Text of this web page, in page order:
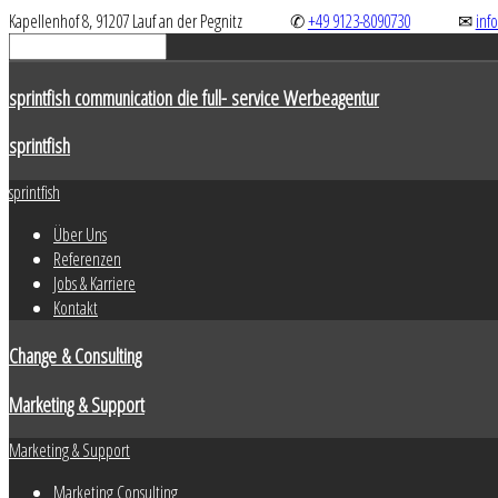
Kapellenhof 8, 91207 Lauf an der Pegnitz ✆+49 9123-8090730 ✉
sprintfish communication die full- service Werbeagentur
sprintfish
sprintfish
Über Uns
Referenzen
Jobs & Karriere
Kontakt
Change & Consulting
Marketing & Support
Marketing & Support
Marketing Consulting